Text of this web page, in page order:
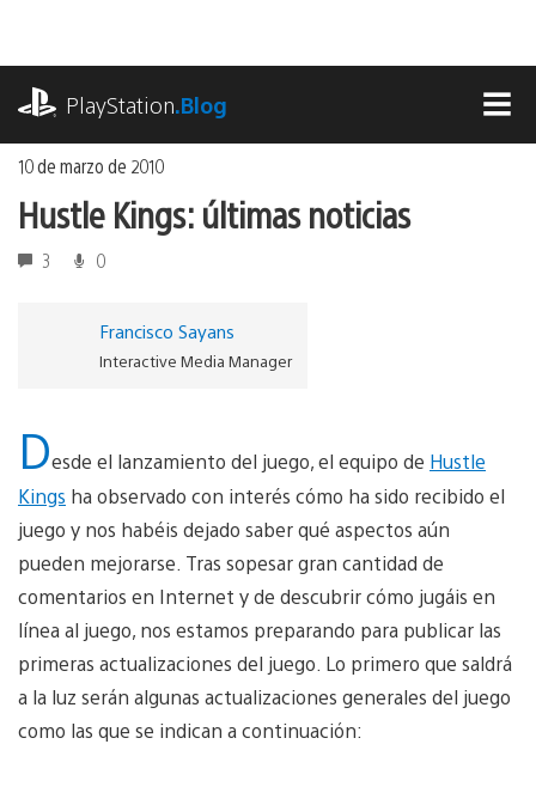
contenido
PlayStation.Blog
10 de marzo de 2010
Hustle Kings: últimas noticias
3 0
Francisco Sayans
Interactive Media Manager
Desde el lanzamiento del juego, el equipo de Hustle
Kings ha observado con interés cómo ha sido recibido el
juego y nos habéis dejado saber qué aspectos aún
pueden mejorarse. Tras sopesar gran cantidad de
comentarios en Internet y de descubrir cómo jugáis en
línea al juego, nos estamos preparando para publicar las
primeras actualizaciones del juego. Lo primero que saldrá
a la luz serán algunas actualizaciones generales del juego
como las que se indican a continuación: